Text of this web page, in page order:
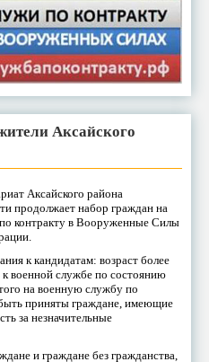
Аксайского
Аксайского района
продолжает набор граждан на
контракту в Вооруженные Силы
к кандидатам: возраст более
к военной службе по состоянию
на военную службу по
приняты граждане, имеющие
за незначительные
и граждане без гражданства,